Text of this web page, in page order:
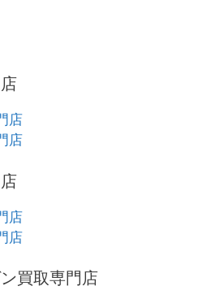
店
店
店
店
買取専門店